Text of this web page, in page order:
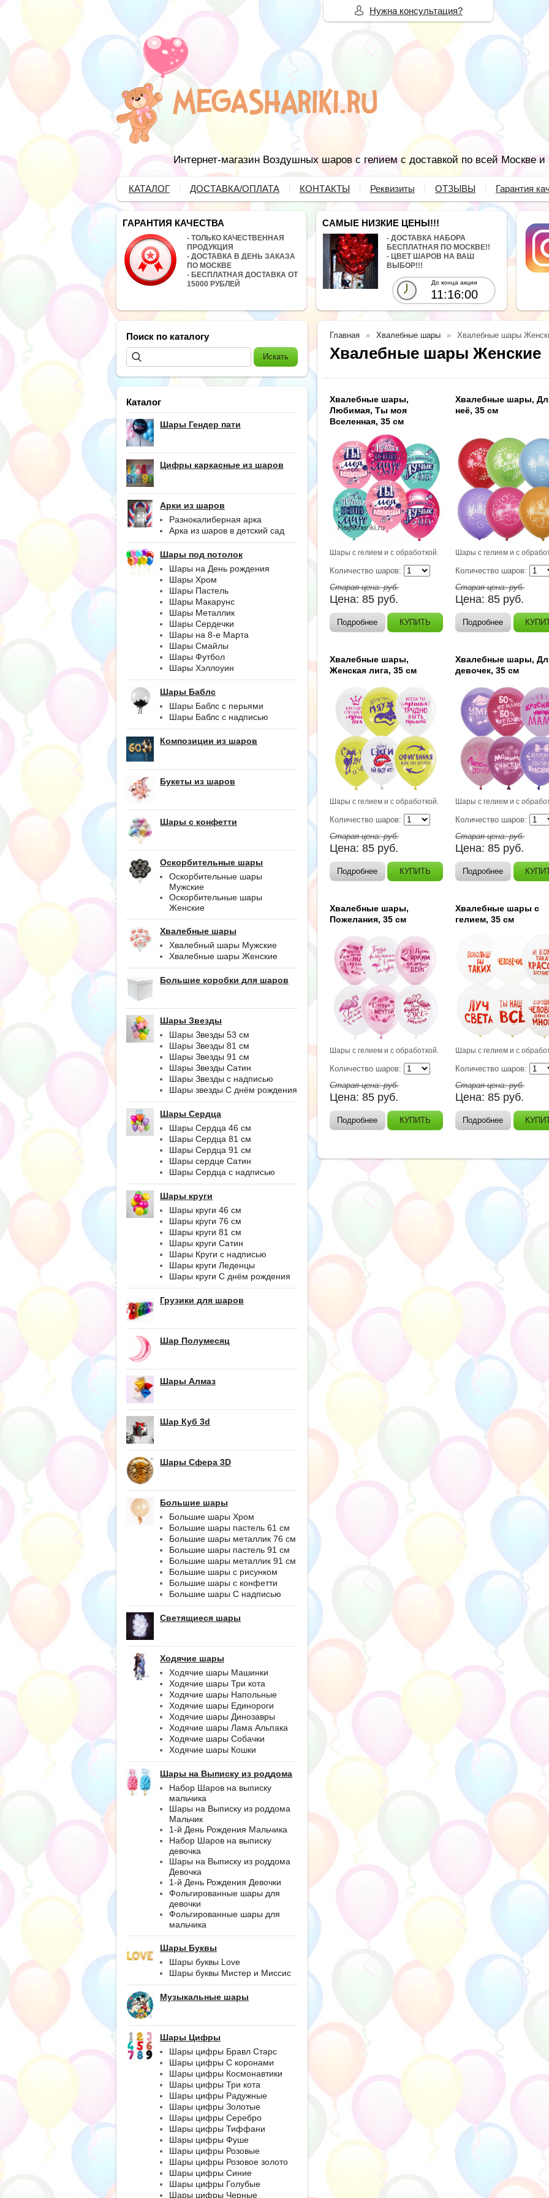
Интернет-магазин Воздушных шаров с гелием с доставкой по всей Москве и
КАТАЛОГ ДОСТАВКА/ОПЛАТА КОНТАКТЫ Реквизиты ОТЗЫВЫ Гарантия
ГАРАНТИЯ КАЧЕСТВА
- ТОЛЬКО КАЧЕСТВЕННАЯ
ПРОДУКЦИЯ
- ДОСТАВКА В ДЕНЬ ЗАКАЗА
ПО МОСКВЕ
- БЕСПЛАТНАЯ ДОСТАВКА ОТ
15000 РУБЛЕЙ
САМЫЕ НИЗКИЕ ЦЕНЫ!!!
- ДОСТАВКА НАБОРА
БЕСПЛАТНАЯ ПО МОСКВЕ!!
- ЦВЕТ ШАРОВ НА ВАШ
ВЫБОР!!!
До конца акции
11:15:59
Поиск по каталогу
Каталог
Шары Гендер пати
Цифры каркасные из шаров
Арки из шаров
Разнокалиберная арка
Арка из шаров в детский сад
Шары под потолок
Шары на День рождения
Шары Хром
Шары Пастель
Шары Макарунс
Шары Металлик
Шары Сердечки
Шары на 8-е Марта
Шары Смайлы
Шары Футбол
Шары Хэллоуин
Шары Баблс
Шары Баблс с перьями
Шары Баблс с надписью
Композиции из шаров
Букеты из шаров
Шары с конфетти
Оскорбительные шары
Оскорбительные шары
Мужские
Оскорбительные шары
Женские
Хвалебные шары
Хвалебный шары Мужские
Хвалебные шары Женские
Большие коробки для шаров
Шары Звезды
Шары Звезды 53 см
Шары Звезды 81 см
Шары Звезды 91 см
Шары Звезды Сатин
Шары Звезды с надписью
Шары звезды С днём рождения
Шары Сердца
Шары Сердца 46 см
Шары Сердца 81 см
Шары Сердца 91 см
Шары сердце Сатин
Шары Сердца с надписью
Шары круги
Шары круги 46 см
Шары круги 76 см
Шары круги 81 см
Шары круги Сатин
Шары Круги с надписью
Шары круги Леденцы
Шары круги С днём рождения
Грузики для шаров
Шар Полумесяц
Шары Алмаз
Шар Куб 3d
Шары Сфера 3D
Большие шары
Большие шары Хром
Большие шары пастель 61 см
Большие шары металлик 76 см
Большие шары пастель 91 см
Большие шары металлик 91 см
Большие шары с рисунком
Большие шары с конфетти
Большие шары С надписью
Светящиеся шары
Ходячие шары
Ходячие шары Машинки
Ходячие шары Три кота
Ходячие шары Напольные
Ходячие шары Единороги
Ходячие шары Динозавры
Ходячие шары Лама Альпака
Ходячие шары Собачки
Ходячие шары Кошки
Шары на Выписку из роддома
Набор Шаров на выписку
мальчика
Шары на Выписку из роддома
Мальчик
1-й День Рождения Мальчика
Набор Шаров на выписку
девочка
Шары на Выписку из роддома
Девочка
1-й День Рождения Девочки
Фольгированные шары для
девочки
Фольгированные шары для
мальчика
Шары Буквы
Шары буквы Love
Шары буквы Мистер и Миссис
Музыкальные шары
Шары Цифры
Шары цифры Бравл Старс
Шары цифры С коронами
Шары цифры Космонавтики
Шары цифры Три кота
Шары цифры Радужные
Шары цифры Золотые
Шары цифры Серебро
Шары цифры Тиффани
Шары цифры Фуше
Шары цифры Розовые
Шары цифры Розовое золото
Шары цифры Синие
Шары цифры Голубые
Шары цифры Черные
Главная Хвалебные шары Хвалебные шары
Хвалебные шары Женские
Хвалебные шары,
Любимая, Ты моя
Вселенная, 35 см
Шары с гелием и с обработкой.
Количество шаров:
Старая цена:руб.
Цена: 85 руб.
Подробнее КУПИТЬ
Хвалебные шары,
неё, 35 см
Шары с гелием и с
Количество шаров:
Старая цена:руб.
Цена:85 руб.
Подробнее
Хвалебные шары,
Женская лига, 35 см
Шары с гелием и с обработкой.
Количество шаров:
Старая цена:руб.
Цена: 85 руб.
Подробнее КУПИТЬ
Хвалебные шары,
девочек, 35 см
Шары с гелием и с
Количество шаров:
Старая цена:руб.
Цена:85 руб.
Подробнее
Хвалебные шары,
Пожелания, 35 см
Шары с гелием и с обработкой.
Количество шаров:
Старая цена:руб.
Цена: 85 руб.
Подробнее КУПИТЬ
Хвалебные шары с
гелием, 35 см
Шары с гелием и с
Количество шаров:
Старая цена:руб.
Цена:85 руб.
Подробнее
Нужна консультация?